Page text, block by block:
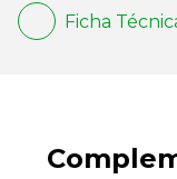
Ficha